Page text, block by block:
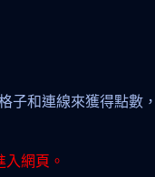
子和連線來獲得點數
網頁。